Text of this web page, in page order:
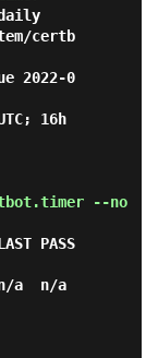
--no
PASS
a  n/a